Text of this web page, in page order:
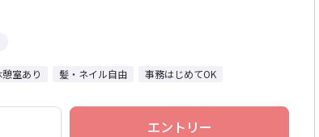
室あり 髪・ネイル自由 事務はじめてOK
エントリー